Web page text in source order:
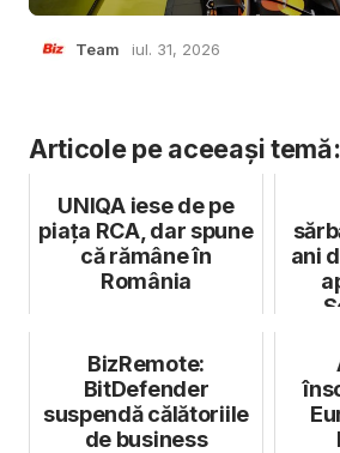
Team iul. 31, 2026
Articole pe aceeași temă:
UNIQA iese de pe
piața RCA, dar spune
că rămâne în
România
ani
BizRemote:
BitDefender
suspendă călătoriile
de business